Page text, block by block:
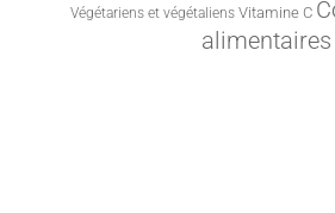
Végétariens et végétaliens Vitamine C
alimentaires